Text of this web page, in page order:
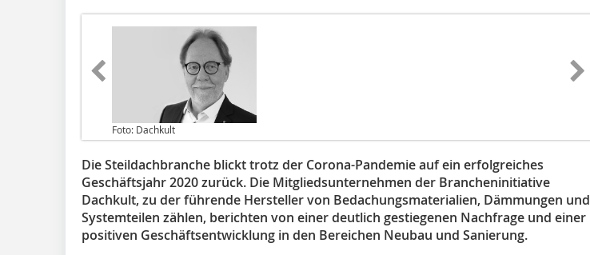
Foto: Dachkult
Die Steildachbranche blickt trotz der Corona-Pandemie auf ein erfolgreiches
Geschäftsjahr 2020 zurück. Die Mitgliedsunternehmen der Brancheninitiative
Dachkult, zu der führende Hersteller von Bedachungsmaterialien, Dämmungen und
Systemteilen zählen, berichten von einer deutlich gestiegenen Nachfrage und einer
positiven Geschäftsentwicklung in den Bereichen Neubau und Sanierung.